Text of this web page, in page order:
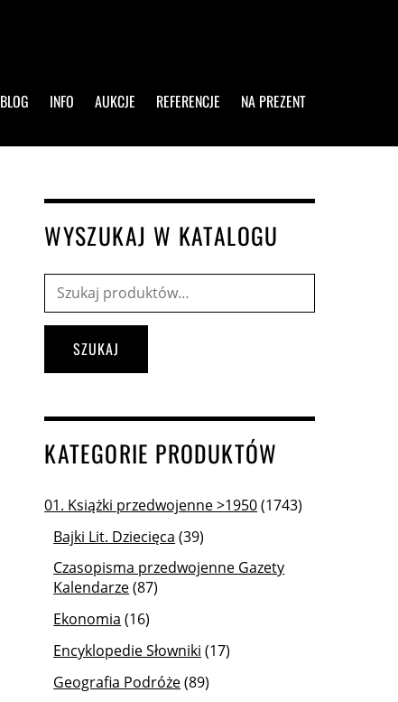
BLOG INFO AUKCJE REFERENCJE NA PREZENT
WYSZUKAJ W KATALOGU
Szukaj:
SZUKAJ
KATEGORIE PRODUKTÓW
01. Książki przedwojenne >1950(1743)
Bajki Lit. Dziecięca (39)
Czasopisma przedwojenne Gazety
Kalendarze(87)
Ekonomia (16)
Encyklopedie Słowniki (17)
Geografia Podróże(89)